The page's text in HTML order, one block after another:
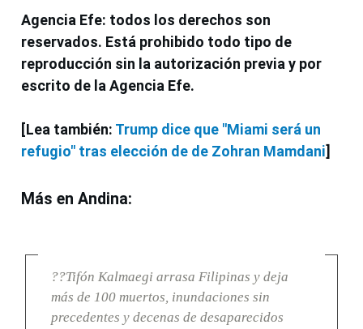
Agencia Efe: todos los derechos son
reservados. Está prohibido todo tipo de
reproducción sin la autorización previa y por
escrito de la Agencia Efe.
[Lea también: Trump dice que "Miami será un
refugio" tras elección de de Zohran Mamdani]
Más en Andina:
??Tifón Kalmaegi arrasa Filipinas y deja
más de 100 muertos, inundaciones sin
precedentes y decenas de desaparecidos